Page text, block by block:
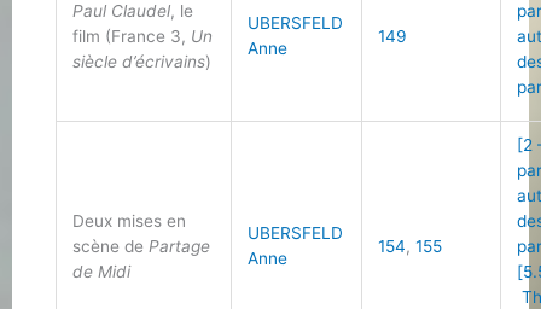
Paul Claudel, le
film (France 3, Un
siècle d’écrivains)
UBERSFELD
Anne
149
Deux mises en
scène de Partage
de Midi
UBERSFELD
Anne
154,155
[2